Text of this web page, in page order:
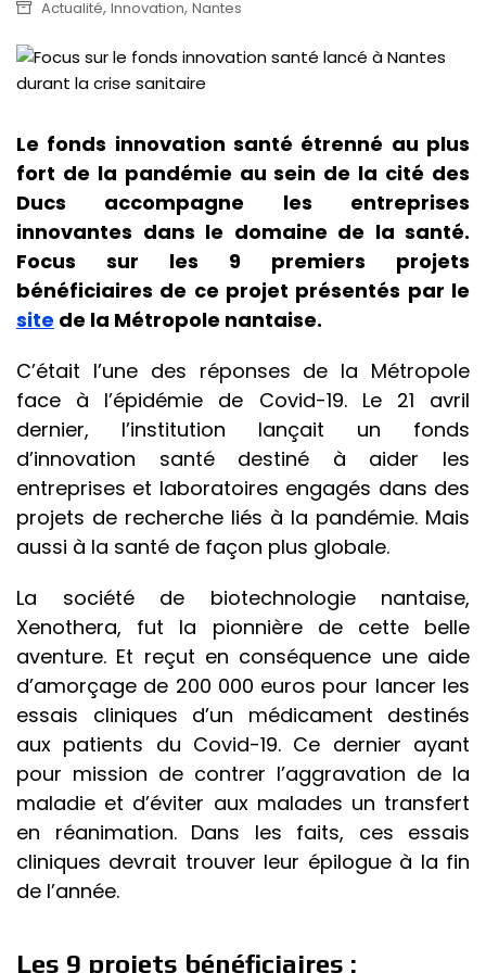
Actualité, Innovation, Nantes
Le fonds innovation santé étrenné au plus
fort de la pandémie au sein de la cité des
Ducs accompagne les entreprises
innovantes dans le domaine de la santé.
Focus sur les 9 premiers projets
bénéficiaires de ce projet présentés par le
site de la Métropole nantaise.
C’était l’une des réponses de la Métropole
face à l’épidémie de Covid-19. Le 21 avril
dernier, l’institution lançait un fonds
d’innovation santé destiné à aider les
entreprises et laboratoires engagés dans des
projets de recherche liés à la pandémie. Mais
aussi à la santé de façon plus globale.
La société de biotechnologie nantaise,
Xenothera, fut la pionnière de cette belle
aventure. Et reçut en conséquence une aide
d’amorçage de 200 000 euros pour lancer les
essais cliniques d’un médicament destinés
aux patients du Covid-19. Ce dernier ayant
pour mission de contrer l’aggravation de la
maladie et d’éviter aux malades un transfert
en réanimation. Dans les faits, ces essais
cliniques devrait trouver leur épilogue à la fin
de l’année.
Les 9 projets bénéficiaires :